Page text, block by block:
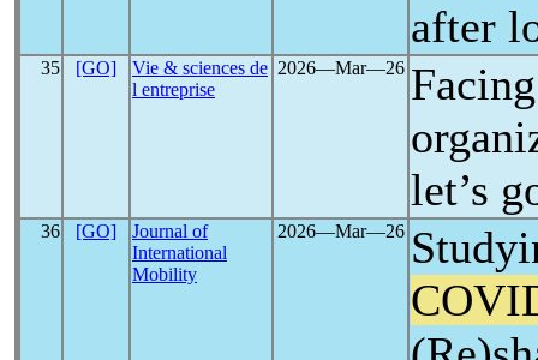
after
35 [GO]
Vie & sciences de
l entreprise
2026―Mar―26
let’s
36 [GO]
Journal of
International
Mobility
2026―Mar―26